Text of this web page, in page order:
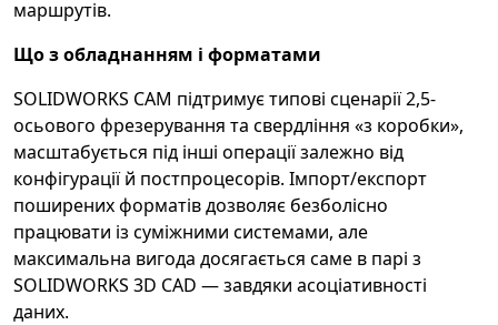
маршрутів.
Що з обладнанням і форматами
SOLIDWORKS CAM підтримує типові сценарії 2,5-
осьового фрезерування та свердління «з коробки»,
масштабується під інші операції залежно від
конфігурації й постпроцесорів. Імпорт/експорт
поширених форматів дозволяє безболісно
працювати із суміжними системами, але
максимальна вигода досягається саме в парі з
SOLIDWORKS 3D CAD — завдяки асоціативності
даних.